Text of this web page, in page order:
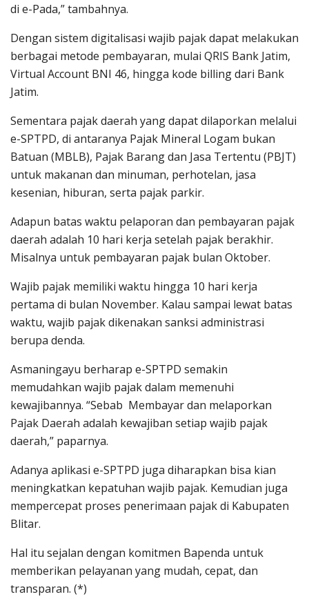
di e-Pada,” tambahnya.
Dengan sistem digitalisasi wajib pajak dapat melakukan
berbagai metode pembayaran, mulai QRIS Bank Jatim,
Virtual Account BNI 46, hingga kode billing dari Bank
Jatim.
Sementara pajak daerah yang dapat dilaporkan melalui
e-SPTPD, di antaranya Pajak Mineral Logam bukan
Batuan (MBLB), Pajak Barang dan Jasa Tertentu (PBJT)
untuk makanan dan minuman, perhotelan, jasa
kesenian, hiburan, serta pajak parkir.
Adapun batas waktu pelaporan dan pembayaran pajak
daerah adalah 10 hari kerja setelah pajak berakhir.
Misalnya untuk pembayaran pajak bulan Oktober.
Wajib pajak memiliki waktu hingga 10 hari kerja
pertama di bulan November. Kalau sampai lewat batas
waktu, wajib pajak dikenakan sanksi administrasi
berupa denda.
Asmaningayu berharap e-SPTPD semakin
memudahkan wajib pajak dalam memenuhi
kewajibannya. “Sebab Membayar dan melaporkan
Pajak Daerah adalah kewajiban setiap wajib pajak
daerah,” paparnya.
Adanya aplikasi e-SPTPD juga diharapkan bisa kian
meningkatkan kepatuhan wajib pajak. Kemudian juga
mempercepat proses penerimaan pajak di Kabupaten
Blitar.
Hal itu sejalan dengan komitmen Bapenda untuk
memberikan pelayanan yang mudah, cepat, dan
transparan. (*)